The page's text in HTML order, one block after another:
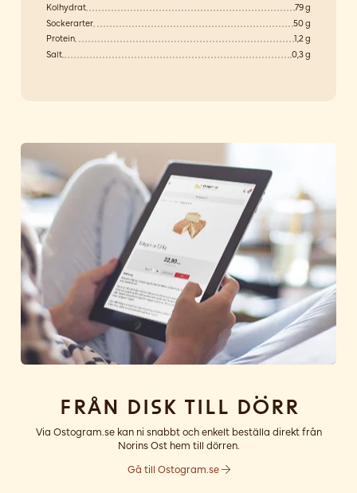
Kolhydrat
79 g
Sockerarter
50 g
Protein
1,2 g
Salt
0,3 g
Från disk till dörr
Via Ostogram.se kan ni snabbt och enkelt beställa direkt från
Norins Ost hem till dörren.
Gå till Ostogram.se